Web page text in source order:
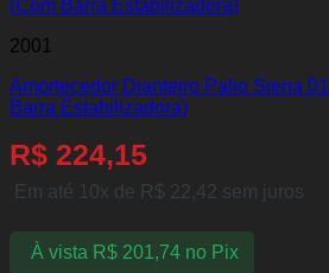
2001
Amortecedor Dianteiro Palio Siena
Barra Estabilizadora)
R$ 224,15
Em até 10x de R$ 22,42 sem juros
À vista R$201,74 no Pix